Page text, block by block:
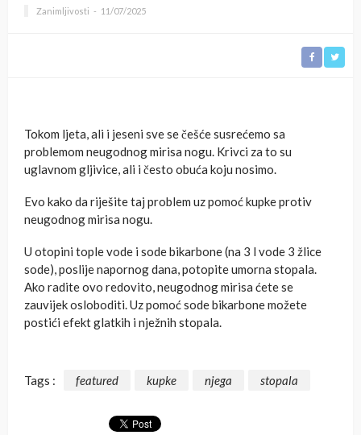
Zanimljivosti 11/07/2025
Tokom ljeta, ali i jeseni sve se češće susrećemo sa
problemom neugodnog mirisa nogu. Krivci za to su
uglavnom gljivice, ali i često obuća koju nosimo.
Evo kako da riješite taj problem uz pomoć kupke protiv
neugodnog mirisa nogu.
U otopini tople vode i sode bikarbone (na 3 l vode 3 žlice
sode), poslije napornog dana, potopite umorna stopala.
Ako radite ovo redovito, neugodnog mirisa ćete se
zauvijek osloboditi. Uz pomoć sode bikarbone možete
postići efekt glatkih i nježnih stopala.
Tags : featured kupke njega stopala